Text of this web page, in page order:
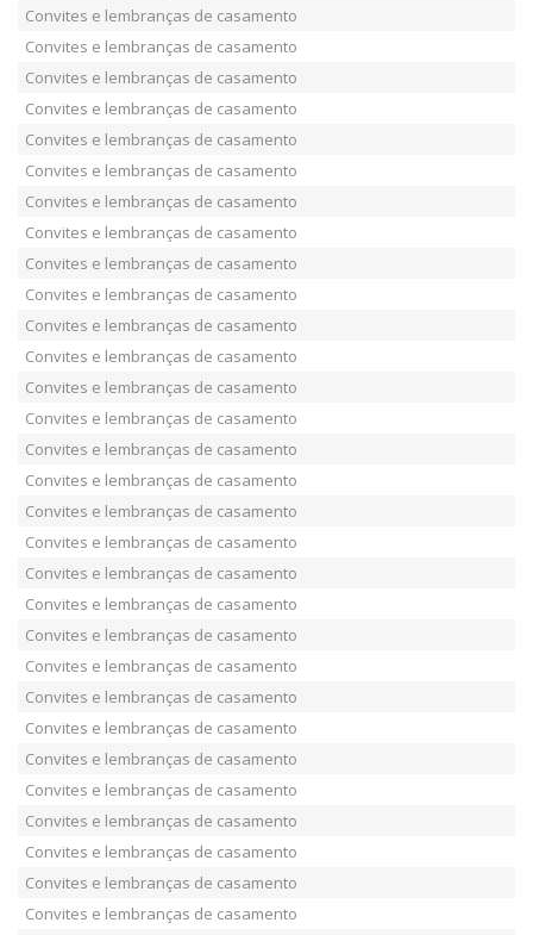
Convites e lembranças de casamento
Convites e lembranças de casamento
Convites e lembranças de casamento
Convites e lembranças de casamento
Convites e lembranças de casamento
Convites e lembranças de casamento
Convites e lembranças de casamento
Convites e lembranças de casamento
Convites e lembranças de casamento
Convites e lembranças de casamento
Convites e lembranças de casamento
Convites e lembranças de casamento
Convites e lembranças de casamento
Convites e lembranças de casamento
Convites e lembranças de casamento
Convites e lembranças de casamento
Convites e lembranças de casamento
Convites e lembranças de casamento
Convites e lembranças de casamento
Convites e lembranças de casamento
Convites e lembranças de casamento
Convites e lembranças de casamento
Convites e lembranças de casamento
Convites e lembranças de casamento
Convites e lembranças de casamento
Convites e lembranças de casamento
Convites e lembranças de casamento
Convites e lembranças de casamento
Convites e lembranças de casamento
Convites e lembranças de casamento